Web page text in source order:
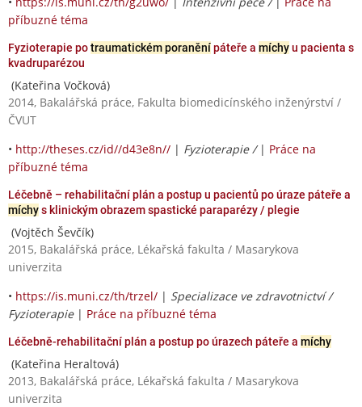
příbuzné téma
Fyzioterapie potraumatickém poraněnípáteře a míchyu pacienta s
kvadruparézou
(Kateřina Vočková)
2014, Bakalářská práce, Fakulta biomedicínského inženýrství /
ČVUT
• http://theses.cz/id//d43e8n// | Fyzioterapie / | Práce na
příbuzné téma
Léčebně – rehabilitační plán a postup u pacientů po úraze páteře a
míchys klinickým obrazem spastické paraparézy / plegie
(Vojtěch Ševčík)
2015, Bakalářská práce, Lékařská fakulta / Masarykova
univerzita
• https://is.muni.cz/th/trzel/ | Specializace ve zdravotnictví /
Fyzioterapie| Práce na příbuzné téma
Léčebně-rehabilitační plán a postup po úrazech páteře a míchy
(Kateřina Heraltová)
2013, Bakalářská práce, Lékařská fakulta / Masarykova
univerzita